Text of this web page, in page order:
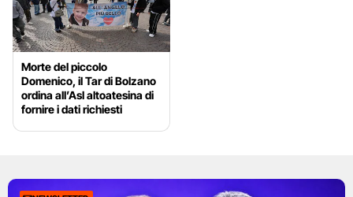
Morte del piccolo
Domenico, il Tar di Bolzano
ordina all’Asl altoatesina di
fornire i dati richiesti